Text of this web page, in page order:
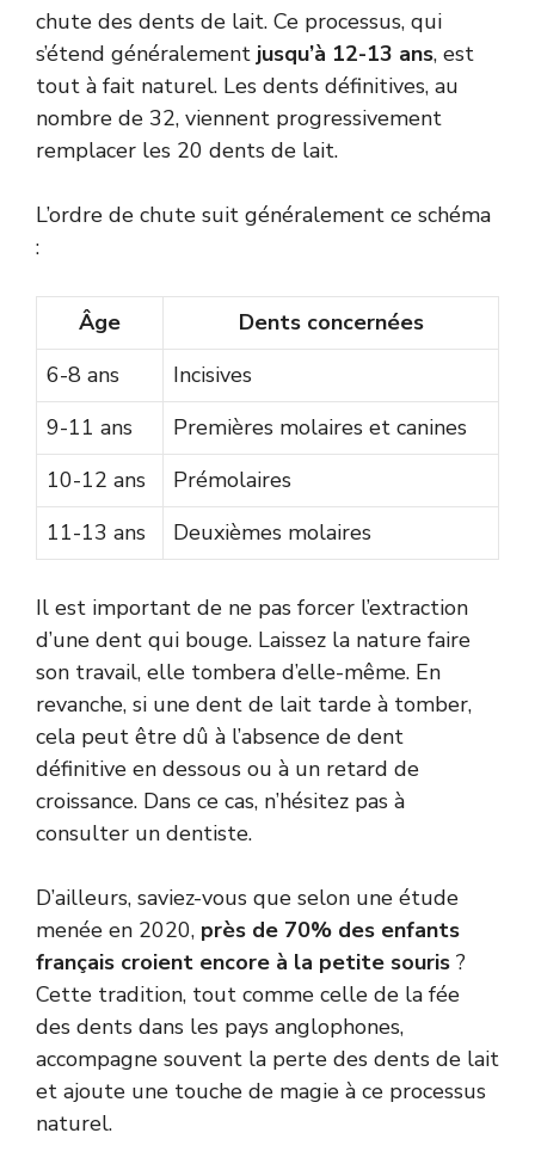
chute des dents de lait. Ce processus, qui
s’étend généralement jusqu’à 12-13 ans, est
tout à fait naturel. Les dents définitives, au
nombre de 32, viennent progressivement
remplacer les 20 dents de lait.
L’ordre de chute suit généralement ce schéma
:
Âge
Dents concernées
6-8 ans
Incisives
9-11 ans
Premières molaires et canines
10-12 ans
Prémolaires
11-13 ans
Deuxièmes molaires
Il est important de ne pas forcer l’extraction
d’une dent qui bouge. Laissez la nature faire
son travail, elle tombera d’elle-même. En
revanche, si une dent de lait tarde à tomber,
cela peut être dû à l’absence de dent
définitive en dessous ou à un retard de
croissance. Dans ce cas, n’hésitez pas à
consulter un dentiste.
D’ailleurs, saviez-vous que selon une étude
menée en 2020, près de 70% des enfants
français croient encore à la petite souris ?
Cette tradition, tout comme celle de la fée
des dents dans les pays anglophones,
accompagne souvent la perte des dents de lait
et ajoute une touche de magie à ce processus
naturel.